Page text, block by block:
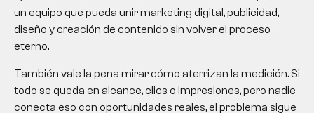
un equipo que pueda unir marketing digital, publicidad,
diseño y creación de contenido sin volver el proceso
eterno.
También vale la pena mirar cómo aterrizan la medición. Si
todo se queda en alcance, clics o impresiones, pero nadie
conecta eso con oportunidades reales, el problema sigue